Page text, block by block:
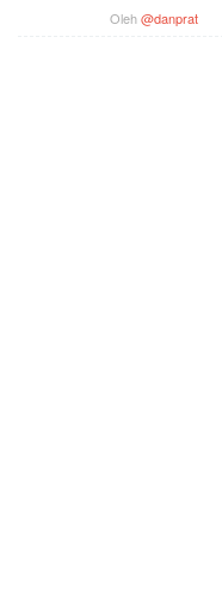
Oleh@danprat